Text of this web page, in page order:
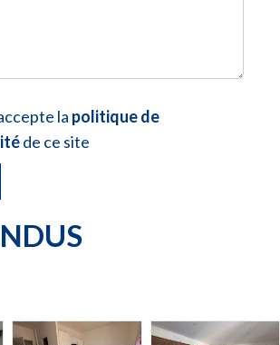
la politique de
de ce site